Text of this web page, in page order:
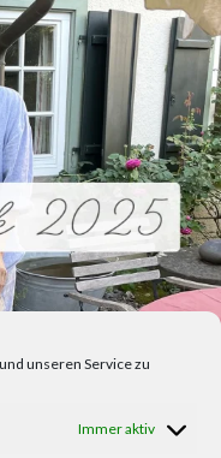
unseren Service zu
Immer aktiv